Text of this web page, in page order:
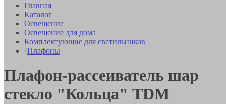
Главная
Каталог
Освещение
Освещение для дома
Комплектующие для светильников
Плафоны
Плафон-рассеиватель шар
стекло "Кольца" TDM